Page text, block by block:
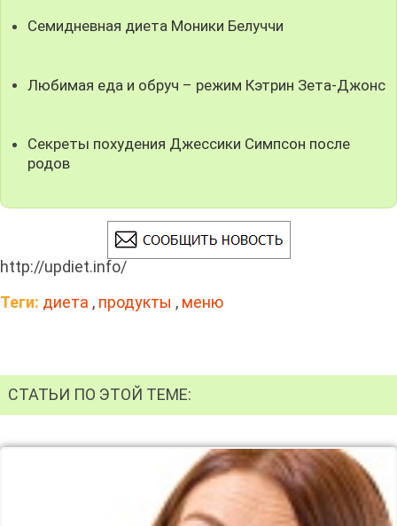
Семидневная диета Моники Белуччи
Любимая еда и обруч – режим Кэтрин Зета-Джонс
Секреты похудения Джессики Симпсон после
родов
http://updiet.info/
Теги: диета , продукты , меню
СТАТЬИ ПО ЭТОЙ ТЕМЕ: